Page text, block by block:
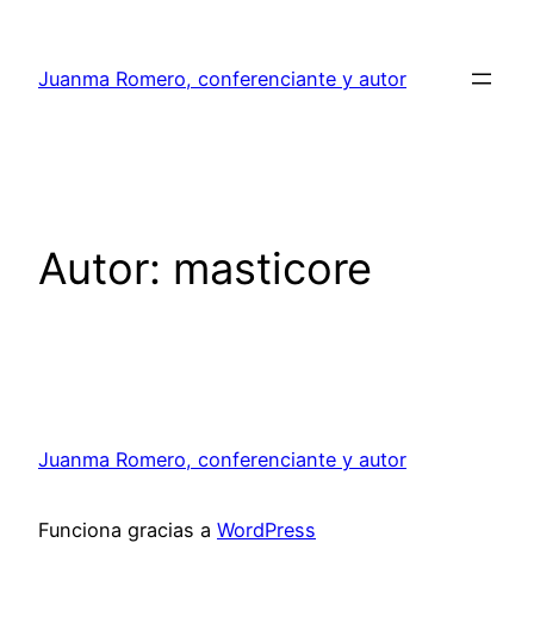
contenido
Juanma Romero, conferenciante y autor
Autor: masticore
Juanma Romero, conferenciante y autor
Funciona gracias a WordPress